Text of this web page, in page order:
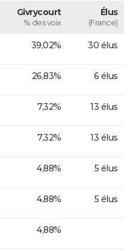
Givrycourt
% des voix
Élus
(France)
39,02% 30 élus
26,83% 6 élus
7,32% 13 élus
7,32% 13 élus
4,88% 5 élus
4,88% 5 élus
4,88%